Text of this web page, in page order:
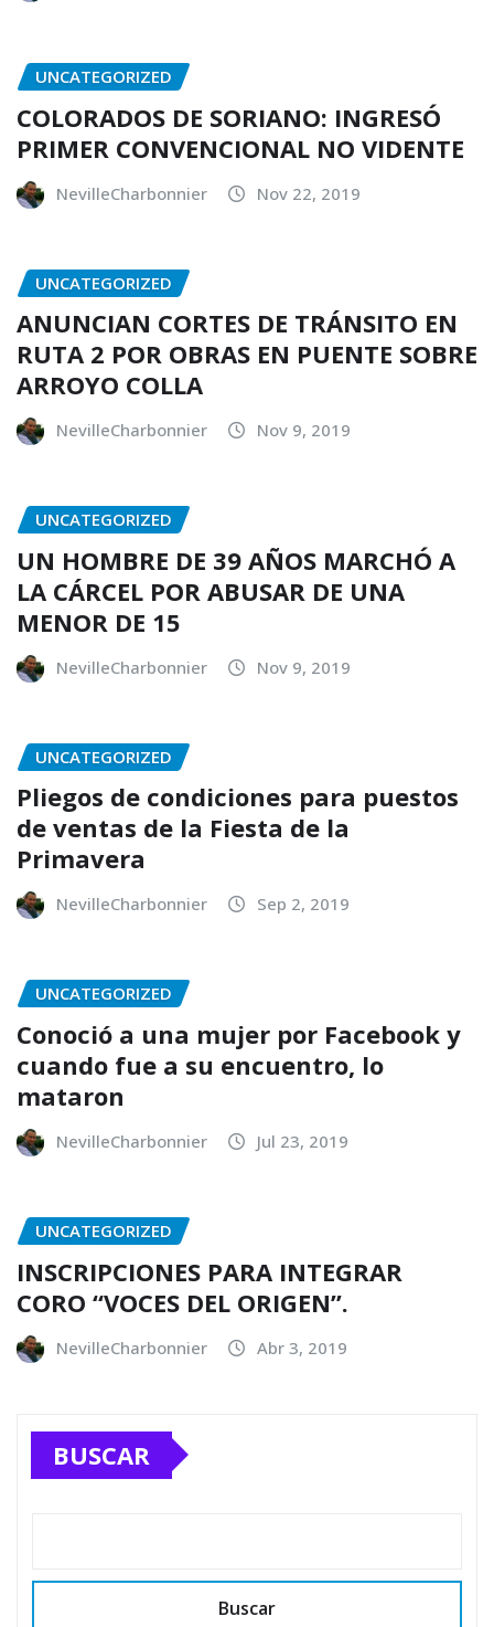
UNCATEGORIZED
COLORADOS DE SORIANO: INGRESÓ
PRIMER CONVENCIONAL NO VIDENTE
NevilleCharbonnier Nov 22, 2019
UNCATEGORIZED
ANUNCIAN CORTES DE TRÁNSITO EN
RUTA 2 POR OBRAS EN PUENTE SOBRE
ARROYO COLLA
NevilleCharbonnier Nov 9, 2019
UNCATEGORIZED
UN HOMBRE DE 39 AÑOS MARCHÓ A
LA CÁRCEL POR ABUSAR DE UNA
MENOR DE 15
NevilleCharbonnier Nov 9, 2019
UNCATEGORIZED
Pliegos de condiciones para puestos
de ventas de la Fiesta de la
Primavera
NevilleCharbonnier Sep 2, 2019
UNCATEGORIZED
Conoció a una mujer por Facebook y
cuando fue a su encuentro, lo
mataron
NevilleCharbonnier Jul 23, 2019
UNCATEGORIZED
INSCRIPCIONES PARA INTEGRAR
CORO “VOCES DEL ORIGEN”.
NevilleCharbonnier Abr 3, 2019
BUSCAR
Buscar